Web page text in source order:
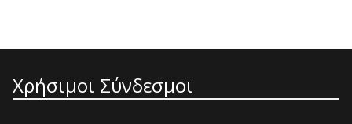
Χρήσιμοι Σύνδεσμοι